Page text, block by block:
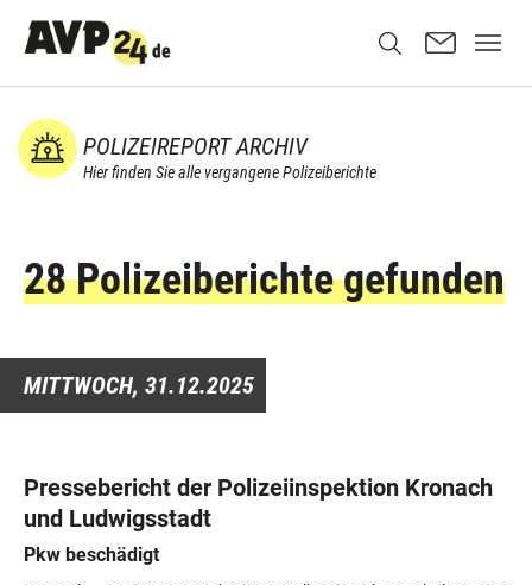
POLIZEIREPORT ARCHIV
Hier finden Sie alle vergangene Polizeiberichte
28 Polizeiberichte gefunden
MITTWOCH, 31.12.2025
Pressebericht der Polizeiinspektion Kronach
und Ludwigsstadt
Pkw beschädigt